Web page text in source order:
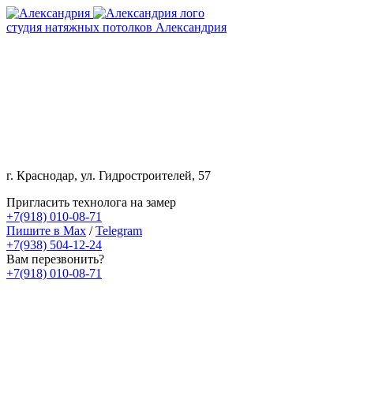
студия натяжных потолков Александрия
г. Краснодар, ул. Гидростроителей, 57
Пригласить технолога на замер
+7(918) 010-08-71
Пишите в Max /Telegram
+7(938) 504-12-24
Вам перезвонить?
+7(918) 010-08-71